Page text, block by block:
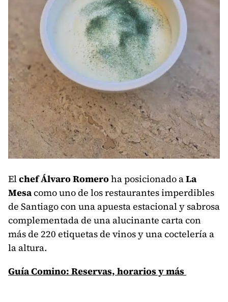
Elchef Álvaro Romeroha posicionado aLa
Mesacomo uno de los restaurantes imperdibles
de Santiago con una apuesta estacional y sabrosa
complementada de una alucinante carta con
más de 220 etiquetas de vinos y una coctelería a
la altura.
Guía Comino: Reservas, horarios y más